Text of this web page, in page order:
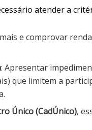
atender a
e comprovar
: Apresentar
que limitem a
Único (CadÚnico),